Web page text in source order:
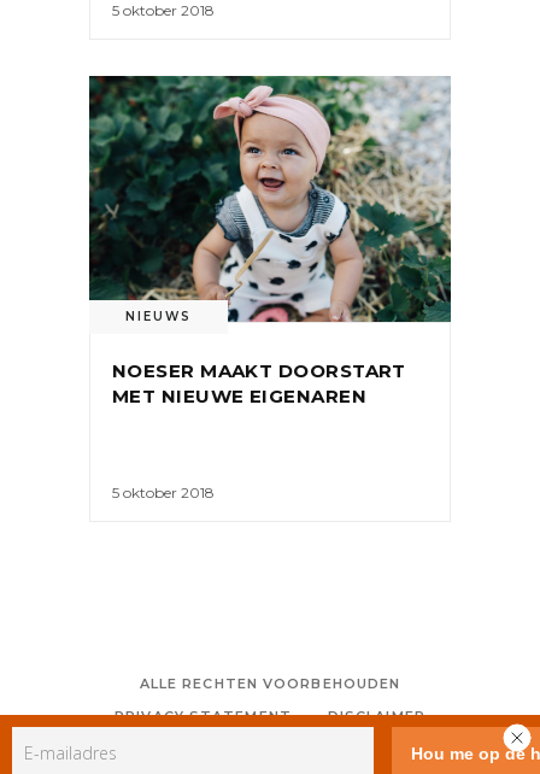
5 oktober 2018
NIEUWS
NOESER MAAKT DOORSTART
MET NIEUWE EIGENAREN
5 oktober 2018
ALLE RECHTEN VOORBEHOUDEN
PRIVACY STATEMENT
DISCLAIMER